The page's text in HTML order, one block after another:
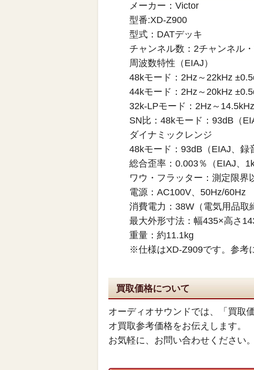
メーカー：Victor
型番:XD-Z900
型式：DATデッキ
チャンネル数：2チャンネル
周波数特性（EIAJ）
48kモード：2Hz～22kHz
44kモード：2Hz～20kHz
32k-LPモード：2Hz～
SN比：48kモード：93dB（
ダイナミックレンジ
48kモード：93dB（EIAJ、録
総合歪率：0.003％（EIAJ、
ワウ・フラッター：測定限界
電源：AC100V、50Hz/60Hz
消費電力：38W（電気用品取
最大外形寸法：幅435×高さ
重量：約11.1kg
※仕様はXD-Z909です。参考
買取価格について
オーディオサウンドでは、「買取
オ買取参考価格をお伝えします。
お気軽に、お問い合わせください。